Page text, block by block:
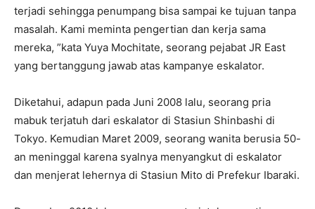
terjadi sehingga penumpang bisa sampai ke tujuan tanpa
masalah. Kami meminta pengertian dan kerja sama
mereka, ”kata Yuya Mochitate, seorang pejabat JR East
yang bertanggung jawab atas kampanye eskalator.
Diketahui, adapun pada Juni 2008 lalu, seorang pria
mabuk terjatuh dari eskalator di Stasiun Shinbashi di
Tokyo. Kemudian Maret 2009, seorang wanita berusia 50-
an meninggal karena syalnya menyangkut di eskalator
dan menjerat lehernya di Stasiun Mito di Prefekur Ibaraki.